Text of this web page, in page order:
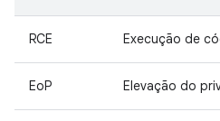
RCE Execução de
EoP Elevação do